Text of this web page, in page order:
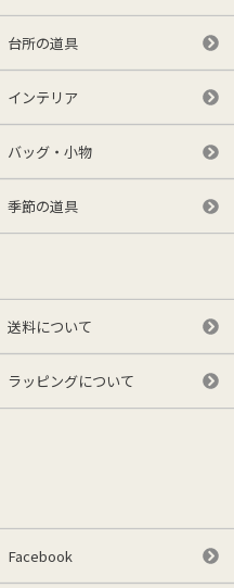
台所の道具
インテリア
バッグ・小物
季節の道具
送料について
ラッピングについて
Facebook